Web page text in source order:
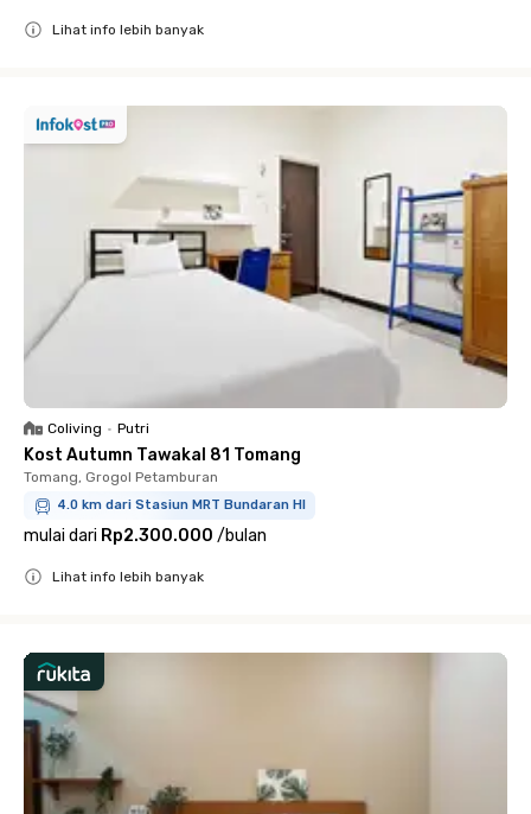
Lihat info lebih banyak
Coliving • Putri
Kost Autumn Tawakal 81 Tomang
Tomang, Grogol Petamburan
4.0 km dari Stasiun MRT Bundaran HI
mulai dari Rp2.300.000 /bulan
Lihat info lebih banyak